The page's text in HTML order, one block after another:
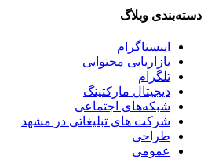
دسته‌بندی وبلاگ
اینستاگرام
بازاریابی محتوایی
تلگرام
دیجیتال مارکتینگ
شبکه‌های اجتماعی
شرکت های تبلیغاتی در مشهد
طراحی
عمومی